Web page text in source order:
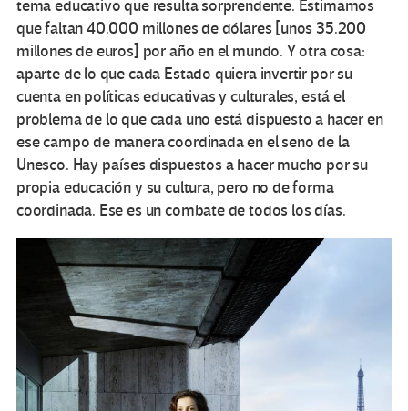
tema educativo que resulta sorprendente. Estimamos
que faltan 40.000 millones de dólares [unos 35.200
millones de euros] por año en el mundo. Y otra cosa:
aparte de lo que cada Estado quiera invertir por su
cuenta en políticas educativas y culturales, está el
problema de lo que cada uno está dispuesto a hacer en
ese campo de manera coordinada en el seno de la
Unesco. Hay países dispuestos a hacer mucho por su
propia educación y su cultura, pero no de forma
coordinada. Ese es un combate de todos los días.